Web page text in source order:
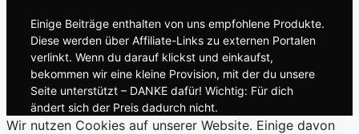
Einige Beiträge enthalten von uns empfohlene Produkte.
Diese werden über Affiliate-Links zu externen Portalen
verlinkt. Wenn du darauf klickst und einkaufst,
bekommen wir eine kleine Provision, mit der du unsere
Seite unterstützt – DANKE dafür! Wichtig: Für dich
ändert sich der Preis dadurch nicht.
Wir nutzen Cookies auf unserer Website. Einige davon